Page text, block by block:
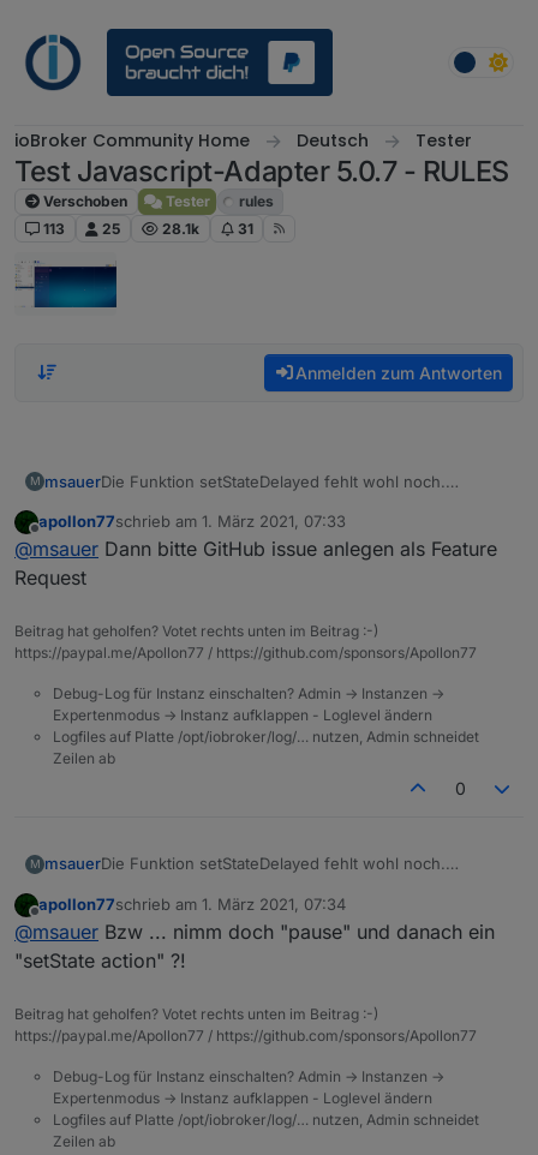
ioBroker Community Home Deutsch Tester
Test Javascript-Adapter 5.0.7 - RULES
Verschoben Tester
rules
113
25 28.1k 31
Anmelden zum Antworten
M msauerDie Funktion setStateDelayed fehlt wohl noch.
apollon77schrieb am 1. März 2021, 07:33
zuletzt editiert von
@msauer Dann bitte GitHub issue anlegen als Feature
Request
Beitrag hat geholfen? Votet rechts unten im Beitrag :-)
https://paypal.me/Apollon77 / https://github.com/sponsors/Apollon77
Debug-Log für Instanz einschalten? Admin -> Instanzen ->
Expertenmodus -> Instanz aufklappen - Loglevel ändern
Logfiles auf Platte /opt/iobroker/log/… nutzen, Admin schneidet
Zeilen ab
0
M msauerDie Funktion setStateDelayed fehlt wohl noch.
apollon77schrieb am 1. März 2021, 07:34
zuletzt editiert von
@msauer Bzw ... nimm doch "pause" und danach ein
"setState action" ?!
Beitrag hat geholfen? Votet rechts unten im Beitrag :-)
https://paypal.me/Apollon77 / https://github.com/sponsors/Apollon77
Debug-Log für Instanz einschalten? Admin -> Instanzen ->
Expertenmodus -> Instanz aufklappen - Loglevel ändern
Logfiles auf Platte /opt/iobroker/log/… nutzen, Admin schneidet
Zeilen ab